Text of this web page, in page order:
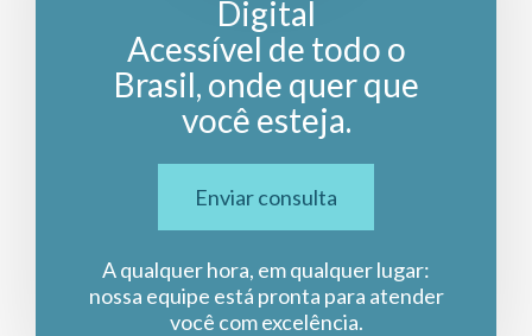
Digital
Acessível de todo o
Brasil, onde quer que
você esteja.
Enviar consulta
A qualquer hora, em qualquer lugar:
nossa equipe está pronta para atender
você com excelência.